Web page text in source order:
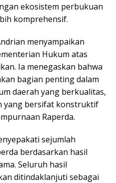
ekosistem perbukuan
komprehensif.
menyampaikan
Hukum atas
Ia menegaskan bahwa
bagian penting dalam
daerah yang berkualitas,
yang bersifat konstruktif
Raperda.
sejumlah
berdasarkan hasil
Seluruh hasil
ditindaklanjuti sebagai